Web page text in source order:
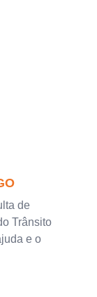
de
Trânsito
e o